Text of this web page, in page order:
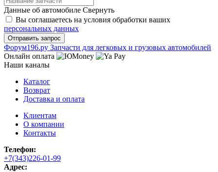
Данные об автомобиле Свернуть
Вы соглашаетесь на условия обработки ваших
персональных данных
Фoрум196.ру Запчасти для легковых и грузовых автомобилей
Онлайн оплата
Наши каналы
Каталог
Возврат
Доставка и оплата
Клиентам
О компании
Контакты
Телефон:
+7(343)226-01-99
Адрес: